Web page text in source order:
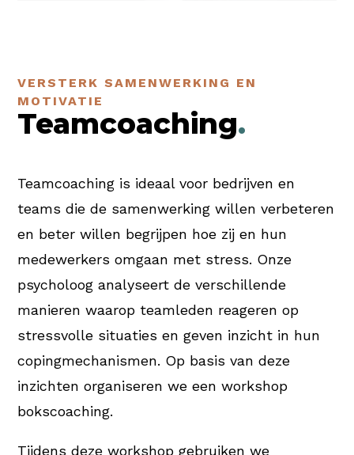
VERSTERK SAMENWERKING EN
MOTIVATIE
Teamcoaching.
Teamcoaching is ideaal voor bedrijven en
teams die de samenwerking willen verbeteren
en beter willen begrijpen hoe zij en hun
medewerkers omgaan met stress. Onze
psycholoog analyseert de verschillende
manieren waarop teamleden reageren op
stressvolle situaties en geven inzicht in hun
copingmechanismen. Op basis van deze
inzichten organiseren we een workshop
bokscoaching.
Tijdens deze workshop gebruiken we